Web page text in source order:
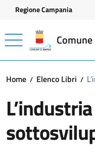
Vai ai contenuti
Vai al footer
Regione Campania
Home Elenco Libri